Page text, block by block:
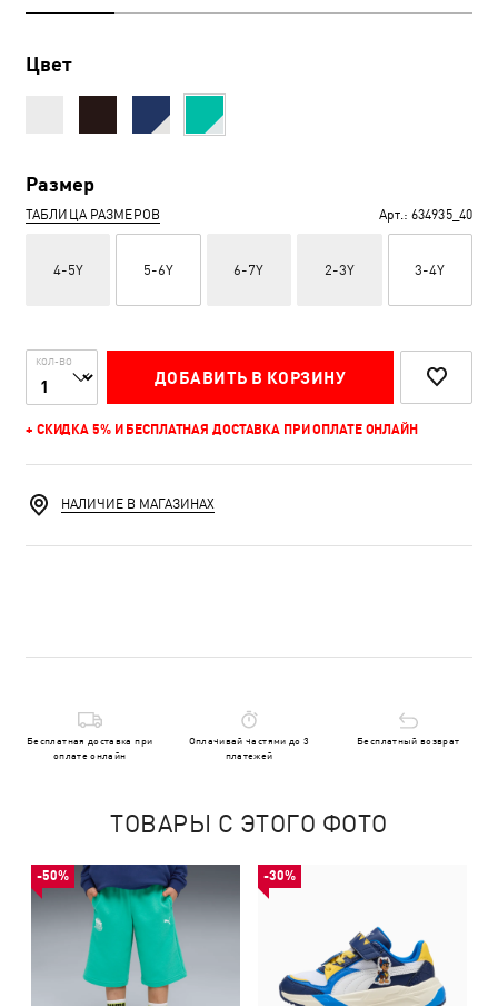
Цвет
Размер
ТАБЛИЦА РАЗМЕРОВ Арт.: 634935_40
4-5Y 5-6Y 6-7Y 2-3Y 3-4Y
КОЛ-ВО
ДОБАВИТЬ В КОРЗИНУ
+ СКИДКА 5% И БЕСПЛАТНАЯ ДОСТАВКА ПРИ ОПЛАТЕ ОНЛАЙН
НАЛИЧИЕ В МАГАЗИНАХ
Бесплатная доставка при
оплате онлайн
Оплачивай частями до 3
платежей
Бесплатный возврат
ТОВАРЫ С ЭТОГО ФОТО
-50% -30%